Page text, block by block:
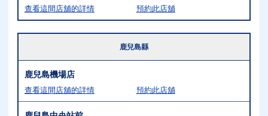
查看這間店舖的詳情 預約此店舖
鹿兒島縣
鹿兒島機場店
查看這間店舖的詳情 預約此店舖